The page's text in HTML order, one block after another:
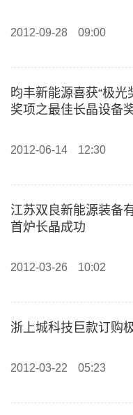
2012-09-28 09:00
昀丰新能源喜获“极光
奖项之最佳长晶设备
2012-06-14 12:30
江苏双良新能源装备
首炉长晶成功
2012-03-26 10:02
浙上城科技巨款订购
2012-03-22 05:23